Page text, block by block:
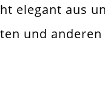
elegant aus
und